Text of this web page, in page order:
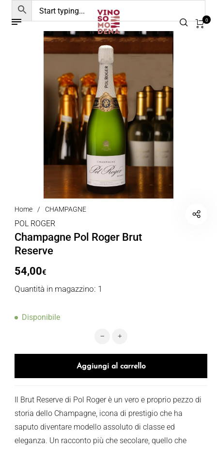
0
Home / CHAMPAGNE
POL ROGER
Champagne Pol Roger Brut
Reserve
54,00€
Quantità in magazzino: 1
Disponibile
Champagne Pol Roger Brut
Aggiungi al carrello
Il Brut Reserve di Pol Roger è un vero e proprio pezzo di
storia dello Champagne, icona di prestigio che ha
saputo diventare modello assoluto di classe ed
eleganza. Un racconto più che secolare, quello che